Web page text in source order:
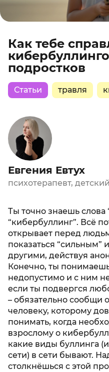
Статьи травля
Как тебе
подростков
Ты точно знаешь слова
“кибербуллинг”. Всё
открывает перед
показаться “сильным”
другими, действуя
Конечно, ты
недопустимо и с ним
если ты подвергся
– обязательно сообщи
человеку, которому
понимать, когда
взрослому о
какие виды буллинга
сети) в сети бывают.
столкнёшься с этой
Евгения Евтух
психотерапевт,